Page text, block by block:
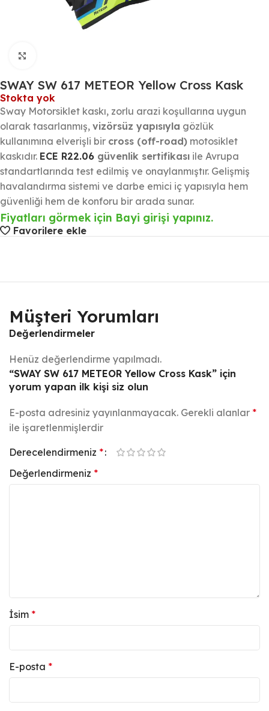
SWAY SW 617 METEOR Yellow Cross Kask
Stokta yok
Sway Motorsiklet kaskı, zorlu arazi koşullarına uygun
olarak tasarlanmış, vizörsüz yapısıyla gözlük
kullanımına elverişli bir cross (off-road) motosiklet
kaskıdır. ECE R22.06 güvenlik sertifikası ile Avrupa
standartlarında test edilmiş ve onaylanmıştır. Gelişmiş
havalandırma sistemi ve darbe emici iç yapısıyla hem
güvenliği hem de konforu bir arada sunar.
Fiyatları görmek için Bayi girişi yapınız.
Favorilere ekle
Müşteri Yorumları
Değerlendirmeler
Henüz değerlendirme yapılmadı.
“SWAY SW 617 METEOR Yellow Cross Kask” için
yorum yapan ilk kişi siz olun
E-posta adresiniz yayınlanmayacak. Gerekli alanlar *
ile işaretlenmişlerdir
Derecelendirmeniz *
Değerlendirmeniz *
İsim *
E-posta *